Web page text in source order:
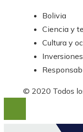
Bolivia
Ciencia y
Cultura y
© 2020 Todos